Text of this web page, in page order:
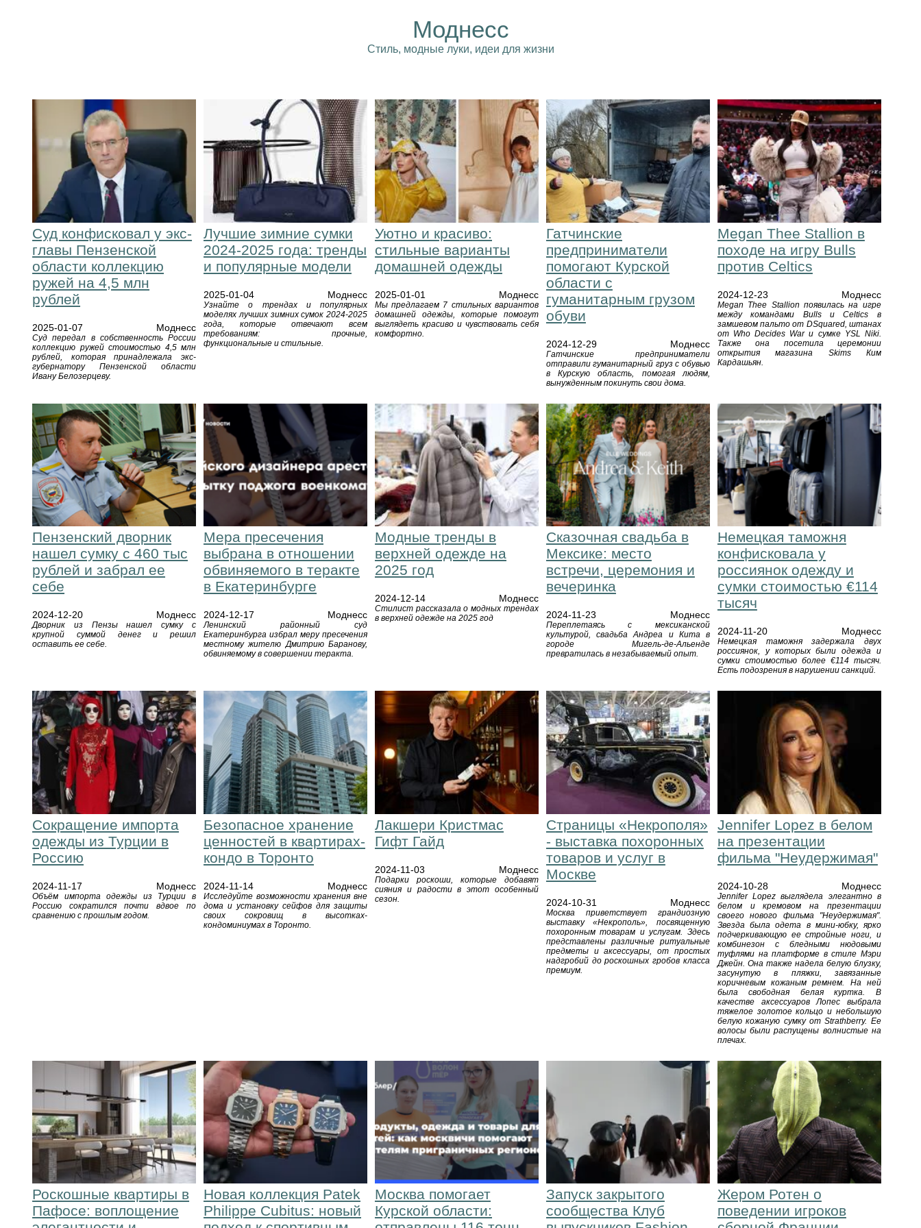
Моднесс
Стиль, модные луки, идеи для жизни
Суд конфисковал у экс-
главы Пензенской
области коллекцию
ружей на 4,5 млн
рублей
2025-01-07 Моднесс
Суд передал в собственность России
коллекцию ружей стоимостью 4,5 млн
рублей, которая принадлежала экс-
губернатору Пензенской области
Ивану Белозерцеву.
Лучшие зимние сумки
2024-2025 года: тренды
и популярные модели
2025-01-04 Моднесс
Узнайте о трендах и популярных
моделях лучших зимних сумок 2024-2025
года, которые отвечают всем
требованиям: прочные,
функциональные и стильные.
Уютно и красиво:
стильные варианты
домашней одежды
2025-01-01 Моднесс
Мы предлагаем 7 стильных вариантов
домашней одежды, которые помогут
выглядеть красиво и чувствовать себя
комфортно.
Гатчинские
предприниматели
помогают Курской
области с
гуманитарным грузом
обуви
2024-12-29 Моднесс
Гатчинские предприниматели
отправили гуманитарный груз с обувью
в Курскую область, помогая людям,
вынужденным покинуть свои дома.
Megan Thee Stallion в
походе на игру Bulls
против Celtics
2024-12-23 Моднесс
Megan Thee Stallion появилась на игре
между командами Bulls и Celtics в
замшевом пальто от DSquared, штанах
от Who Decides War и сумке YSL Niki.
Также она посетила церемонии
открытия магазина Skims Ким
Кардашьян.
Пензенский дворник
нашел сумку с 460 тыс
рублей и забрал ее
себе
2024-12-20 Моднесс
Дворник из Пензы нашел сумку с
крупной суммой денег и решил
оставить ее себе.
Мера пресечения
выбрана в отношении
обвиняемого в теракте
в Екатеринбурге
2024-12-17 Моднесс
Ленинский районный суд
Екатеринбурга избрал меру пресечения
местному жителю Дмитрию Баранову,
обвиняемому в совершении теракта.
Модные тренды в
верхней одежде на
2025 год
2024-12-14 Моднесс
Стилист рассказала о модных трендах
в верхней одежде на 2025 год
Сказочная свадьба в
Мексике: место
встречи, церемония и
вечеринка
2024-11-23 Моднесс
Переплетаясь с мексиканской
культурой, свадьба Андреа и Кита в
городе Мигель-де-Альенде
превратилась в незабываемый опыт.
Немецкая таможня
конфисковала у
россиянок одежду и
сумки стоимостью €114
тысяч
2024-11-20 Моднесс
Немецкая таможня задержала двух
россиянок, у которых были одежда и
сумки стоимостью более €114 тысяч.
Есть подозрения в нарушении санкций.
Сокращение импорта
одежды из Турции в
Россию
2024-11-17 Моднесс
Объём импорта одежды из Турции в
Россию сократился почти вдвое по
сравнению с прошлым годом.
Безопасное хранение
ценностей в квартирах-
кондо в Торонто
2024-11-14 Моднесс
Исследуйте возможности хранения вне
дома и установку сейфов для защиты
своих сокровищ в высотках-
кондоминиумах в Торонто.
Лакшери Кристмас
Гифт Гайд
2024-11-03 Моднесс
Подарки роскоши, которые добавят
сияния и радости в этот особенный
сезон.
Страницы «Некрополя»
- выставка похоронных
товаров и услуг в
Москве
2024-10-31 Моднесс
Москва приветствует грандиозную
выставку «Некрополь», посвященную
похоронным товарам и услугам. Здесь
представлены различные ритуальные
предметы и аксессуары, от простых
надгробий до роскошных гробов класса
премиум.
Jennifer Lopez в белом
на презентации
фильма "Неудержимая"
2024-10-28 Моднесс
Jennifer Lopez выглядела элегантно в
белом и кремовом на презентации
своего нового фильма "Неудержимая".
Звезда была одета в мини-юбку, ярко
подчеркивающую ее стройные ноги, и
комбинезон с бледными нюдовыми
туфлями на платформе в стиле Мэри
Джейн. Она также надела белую блузку,
засунутую в пляжки, завязанные
коричневым кожаным ремнем. На ней
была свободная белая куртка. В
качестве аксессуаров Лопес выбрала
тяжелое золотое кольцо и небольшую
белую кожаную сумку от Strathberry. Ее
волосы были распущены волнистые на
плечах.
Роскошные квартиры в
Пафосе: воплощение
Новая коллекция Patek
Philippe Cubitus: новый
Москва помогает
Курской области:
Запуск закрытого
сообщества Клуб
Жером Ротен о
поведении игроков